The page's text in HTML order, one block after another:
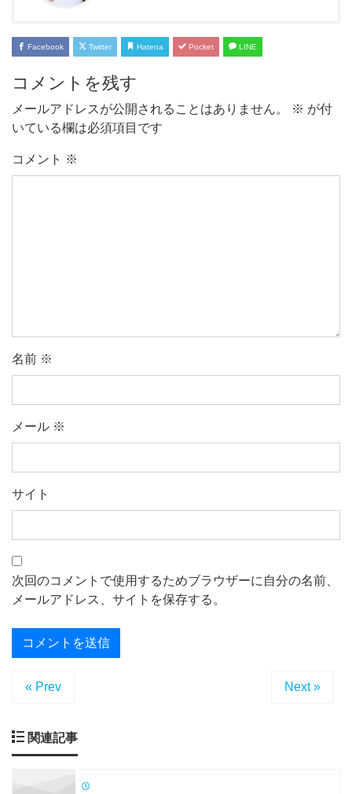
Facebook Twitter Hatena Pocket LINE
コメントを残す
メールアドレスが公開されることはありません。 ※ が付
いている欄は必須項目です
コメント ※
名前 ※
メール ※
サイト
次回のコメントで使用するためブラウザーに自分の名前、
メールアドレス、サイトを保存する。
« Prev Next »
関連記事